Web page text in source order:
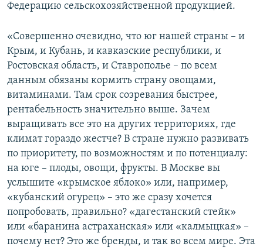
Федерацию сельскохозяйственной продукцией.
«Совершенно очевидно, что юг нашей страны – и
Крым, и Кубань, и кавказские республики, и
Ростовская область, и Ставрополье – по всем
данным обязаны кормить страну овощами,
витаминами. Там срок созревания быстрее,
рентабельность значительно выше. Зачем
выращивать все это на других территориях, где
климат гораздо жестче? В стране нужно развивать
по приоритету, по возможностям и по потенциалу:
на юге – плоды, овощи, фрукты. В Москве вы
услышите «крымское яблоко» или, например,
«кубанский огурец» – это же сразу хочется
попробовать, правильно? «дагестанский стейк»
или «баранина астраханская» или «калмыцкая» –
почему нет? Это же бренды, и так во всем мире. Эта